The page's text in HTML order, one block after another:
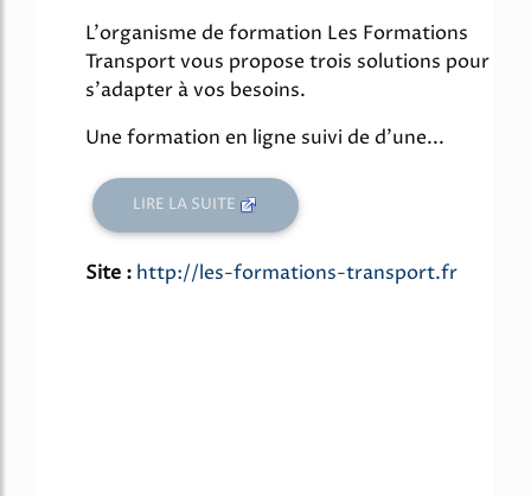
L'organisme de formation Les Formations
Transport vous propose trois solutions pour
s'adapter à vos besoins.
Une formation en ligne suivi de d'une...
LIRE LA SUITE
Site : http://les-formations-transport.fr